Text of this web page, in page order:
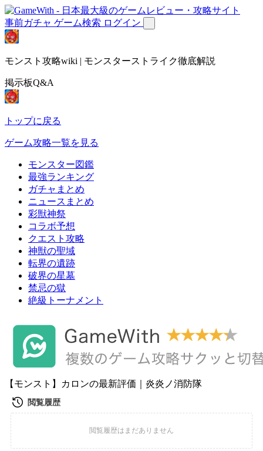
事前ガチャ ゲーム検索 ログイン
モンスト攻略wiki | モンスターストライク徹底解説
掲示板Q&A
トップに戻る
ゲーム攻略一覧を見る
モンスター図鑑
最強ランキング
ガチャまとめ
ニュースまとめ
彩獣神祭
コラボ予想
クエスト攻略
神獣の聖域
転界の遺跡
破界の星墓
禁忌の獄
絶級トーナメント
【モンスト】カロンの最新評価｜炎炎ノ消防隊